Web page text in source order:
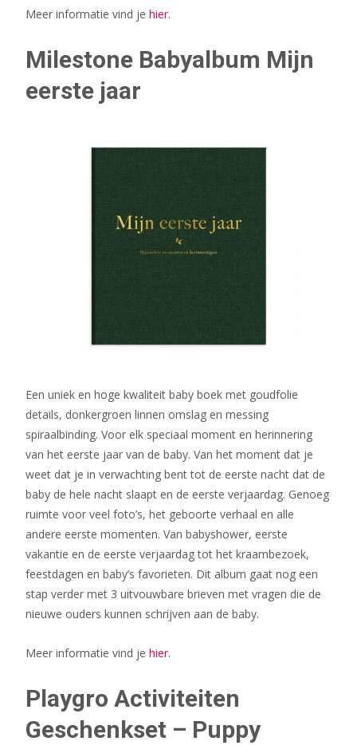
Meer informatie vind je hier.
Milestone Babyalbum Mijn
eerste jaar
Een uniek en hoge kwaliteit baby boek met goudfolie
details, donkergroen linnen omslag en messing
spiraalbinding. Voor elk speciaal moment en herinnering
van het eerste jaar van de baby. Van het moment dat je
weet dat je in verwachting bent tot de eerste nacht dat de
baby de hele nacht slaapt en de eerste verjaardag. Genoeg
ruimte voor veel foto’s, het geboorte verhaal en alle
andere eerste momenten. Van babyshower, eerste
vakantie en de eerste verjaardag tot het kraambezoek,
feestdagen en baby’s favorieten. Dit album gaat nog een
stap verder met 3 uitvouwbare brieven met vragen die de
nieuwe ouders kunnen schrijven aan de baby.
Meer informatie vind je hier.
Playgro Activiteiten
Geschenkset – Puppy